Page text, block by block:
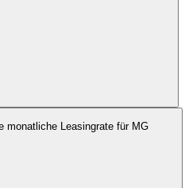
monatliche Leasingrate für MG